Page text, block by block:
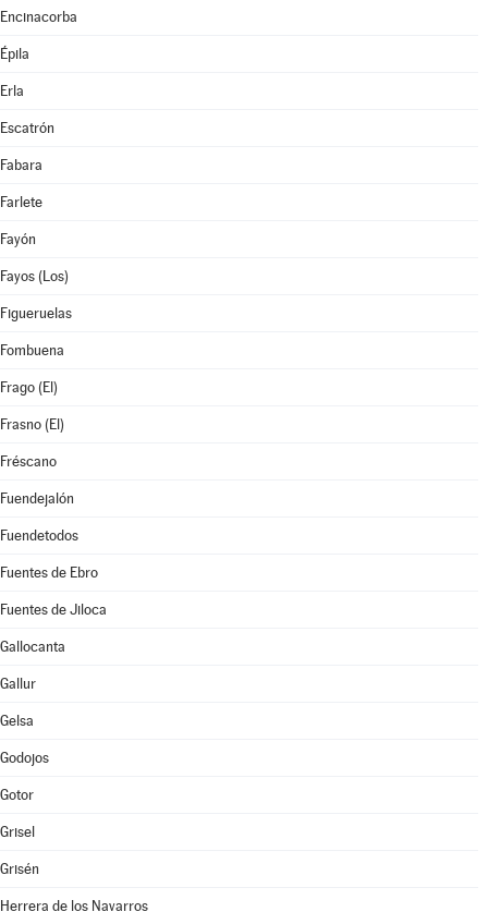
Encinacorba
Épila
Erla
Escatrón
Fabara
Farlete
Fayón
Fayos (Los)
Figueruelas
Fombuena
Frago (El)
Frasno (El)
Fréscano
Fuendejalón
Fuendetodos
Fuentes de Ebro
Fuentes de Jiloca
Gallocanta
Gallur
Gelsa
Godojos
Gotor
Grisel
Grisén
Herrera de los Navarros